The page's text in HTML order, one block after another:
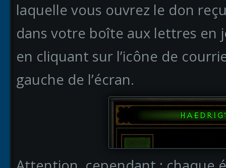
laquelle vous ouvrez le don
dans votre boîte aux lettres en
en cliquant sur l’icône de
gauche de l’écran.